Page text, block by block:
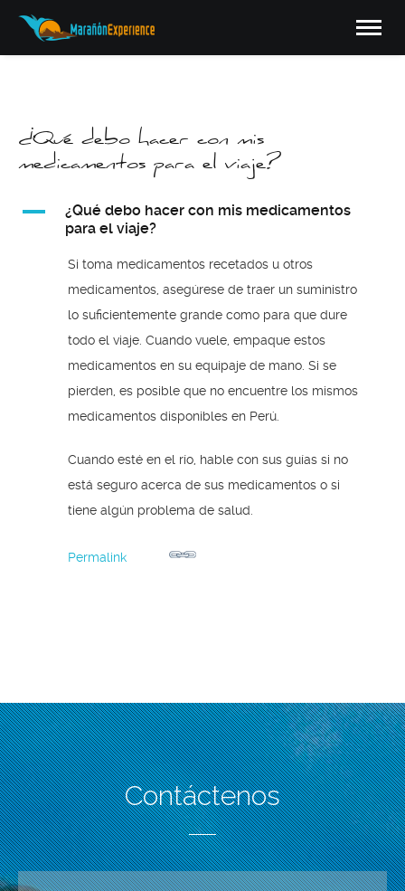
¿Qué debo hacer con mis
medicamentos para el viaje?
A
¿Qué debo hacer con mis medicamentos
para el viaje?
Si toma medicamentos recetados u otros
medicamentos, asegúrese de traer un suministro
lo suficientemente grande como para que dure
todo el viaje. Cuando vuele, empaque estos
medicamentos en su equipaje de mano. Si se
pierden, es posible que no encuentre los mismos
medicamentos disponibles en Perú.
Cuando esté en el río, hable con sus guías si no
está seguro acerca de sus medicamentos o si
tiene algún problema de salud.
Permalink
Contáctenos